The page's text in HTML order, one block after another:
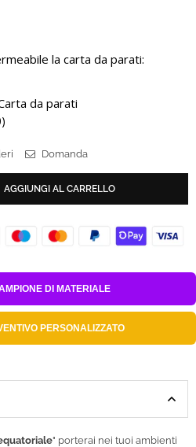
la carta da parati:
da parati
Domanda
AGGIUNGI AL CARRELLO
DI MATERIALE
PERSONALIZZATO
" porterai nei tuoi ambienti